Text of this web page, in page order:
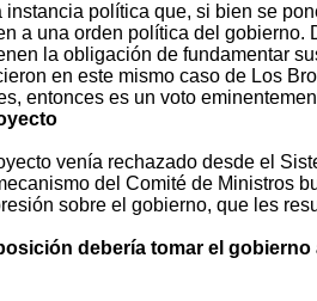
instancia política que, si bien se
a una orden política del
la obligación de fundamentar
en este mismo caso de Los
entonces es un voto
venía rechazado desde el
del Comité de Ministros
sobre el gobierno, que les
debería tomar el